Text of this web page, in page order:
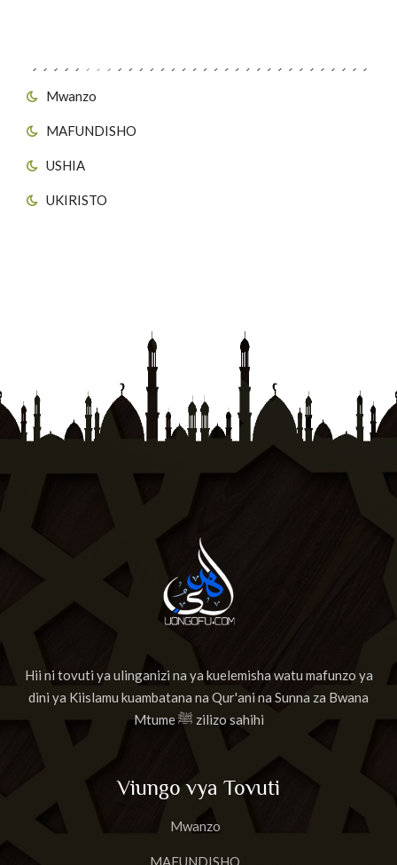
Mwanzo
MAFUNDISHO
USHIA
UKIRISTO
Hii ni tovuti ya ulinganizi na ya kuelemisha watu mafunzo ya
dini ya Kiislamu kuambatana na Qur'ani na Sunna za Bwana
Mtume ﷺ zilizo sahihi
Viungo vya Tovuti
Mwanzo
MAFUNDISHO